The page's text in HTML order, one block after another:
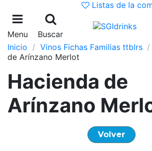
Listas de la
Menu Buscar
Inicio
Vinos Fichas Familias ttblrs
de Arínzano Merlot
Hacienda de
Arínzano
Volver